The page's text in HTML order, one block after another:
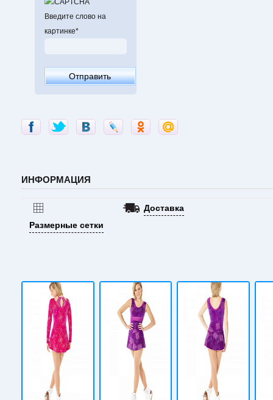
Введите слово на
картинке*
ИНФОРМАЦИЯ
Размерные сетки
Доставка